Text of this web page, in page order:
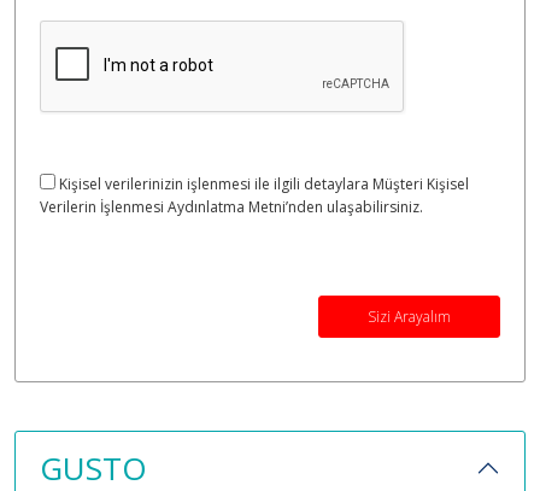
Kişisel verilerinizin işlenmesi ile ilgili detaylara Müşteri Kişisel
Verilerin İşlenmesi Aydınlatma Metni’nden ulaşabilirsiniz.
Sizi Arayalım
GUSTO